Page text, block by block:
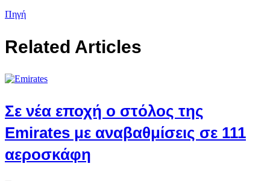
Πηγή
Related Articles
Σε νέα εποχή ο στόλος της
Emirates με αναβαθμίσεις σε 111
αεροσκάφη